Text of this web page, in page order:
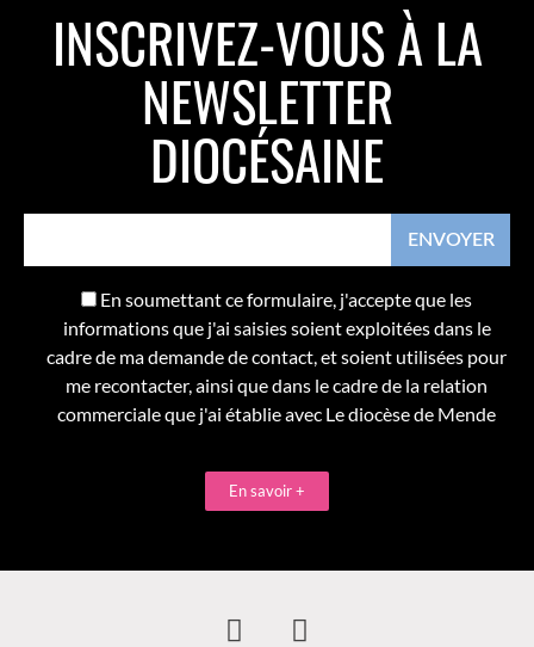
INSCRIVEZ-VOUS À LA
NEWSLETTER
DIOCÉSAINE
En soumettant ce formulaire, j'accepte que les
informations que j'ai saisies soient exploitées dans le
cadre de ma demande de contact, et soient utilisées pour
me recontacter, ainsi que dans le cadre de la relation
commerciale que j'ai établie avec Le diocèse de Mende
En savoir +